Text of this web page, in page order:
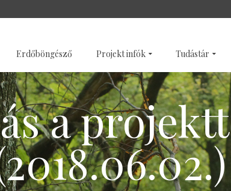
Erdőböngésző Projekt infók Tudástár
a